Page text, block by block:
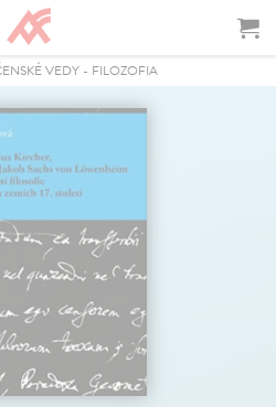
VEDY - FILOZOFIA